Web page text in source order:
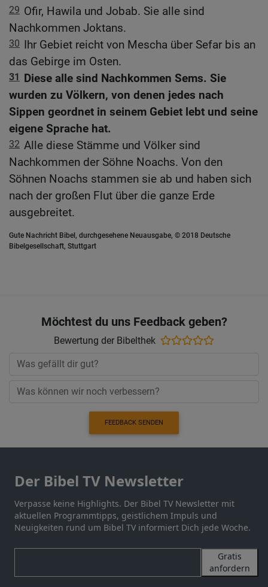
29 Ofir, Hawila und Jobab. Sie alle sind
Nachkommen Joktans.
30 Ihr Gebiet reicht von Mescha über Sefar bis an
das Gebirge im Osten.
31
Diese alle sind Nachkommen Sems. Sie
wurden zu Völkern, von denen jedes nach
Sippen geordnet in seinem Gebiet lebt und seine
eigene Sprache hat.
32 Alle diese Stämme und Völker sind
Nachkommen der Söhne Noachs. Von den
Söhnen Noachs stammen sie ab und haben sich
nach der großen Flut über die ganze Erde
ausgebreitet.
Gute Nachricht Bibel, durchgesehene Neuausgabe, © 2018 Deutsche
Bibelgesellschaft, Stuttgart
Möchtest du uns Feedback geben?
Bewertung der Bibelthek
FEEDBACK SENDEN
Der Bibel TV Newsletter
Verpasse keine Highlights. Der Bibel TV Newsletter mit
aktuellen Programmtipps, geistlichem Impuls und
Neuigkeiten rund um Bibel TV informiert Dich jede Woche.
Gratis
anfordern